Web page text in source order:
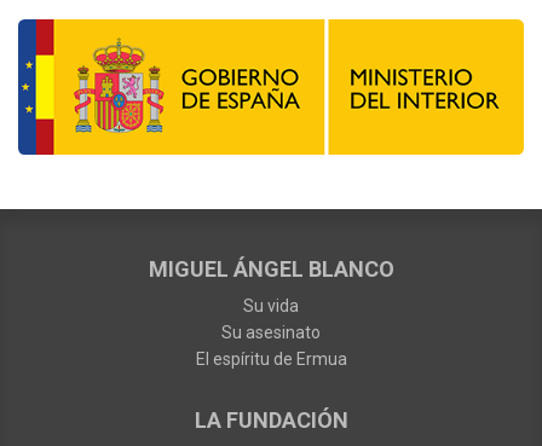
MIGUEL ÁNGEL BLANCO
Su vida
Su asesinato
El espíritu de Ermua
LA FUNDACIÓN